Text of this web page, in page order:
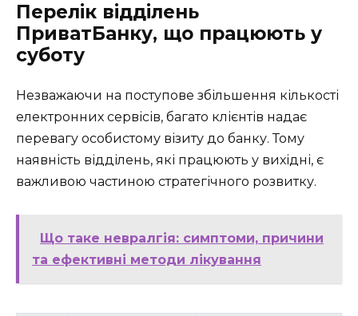
Перелік відділень
ПриватБанку, що працюють у
суботу
Незважаючи на поступове збільшення кількості
електронних сервісів, багато клієнтів надає
перевагу особистому візиту до банку. Тому
наявність відділень, які працюють у вихідні, є
важливою частиною стратегічного розвитку.
Що таке невралгія: симптоми, причини
та ефективні методи лікування